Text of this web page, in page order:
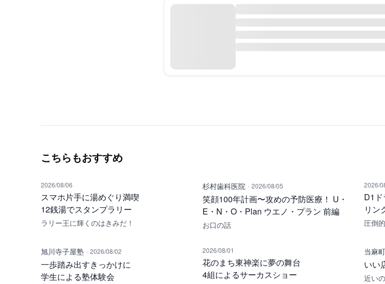
こちらもおすすめ
2026/08/06
スマホ片手に湯めぐり満喫
12銭湯でスタンプラリー
ラリー王に輝くのはきみだ！
杉村歯科医院 · 2026/08/05
笑顔100年計画〜攻めの予防医療！ U・
E・N・O・Plan ウエノ・プラン 前編
お口の話
2026/
D1
リン
圧倒
旭川寺子屋塾 · 2026/08/02
一歩踏み出すきっかけに
学生による塾体験会
2026/08/01
花のまち東神楽に夢の舞台
4組によるサーカスショー
当麻
いい
近い